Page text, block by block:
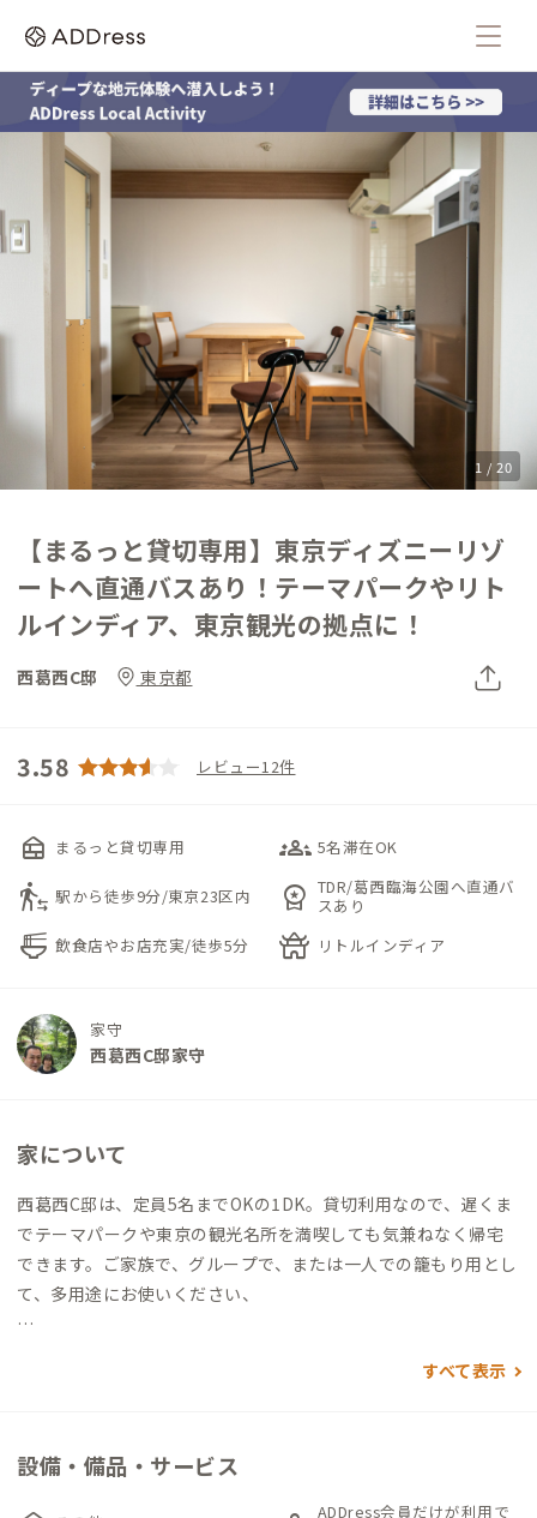
1 / 20
【まるっと貸切専用】東京ディズニーリゾ
ートへ直通バスあり！テーマパークやリト
ルインディア、東京観光の拠点に！
西葛西C邸 東京都
3.58 レビュー12件
nest_multi_room まるっと貸切専用 groups_3 5名滞在OK
transfer_within_a_station 駅から徒歩9分/東京23区内 workspace_premium TDR/葛西臨海公園へ直通バ
スあり
ramen_dining 飲食店やお店充実/徒歩5分 temple_buddhist リトルインディア
家守
西葛西C邸家守
家について
西葛西C邸は、定員5名までOKの1DK。貸切利用なので、遅くま
でテーマパークや東京の観光名所を満喫しても気兼ねなく帰宅
できます。ご家族で、グループで、または一人での籠もり用とし
て、多用途にお使いください、
ョンです。
すべて表示
設備・備品・サービス
ADDress会員だけが利用で